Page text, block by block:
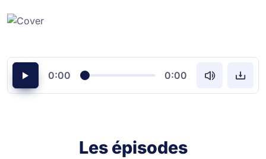
0:00 0:00
Les épisodes